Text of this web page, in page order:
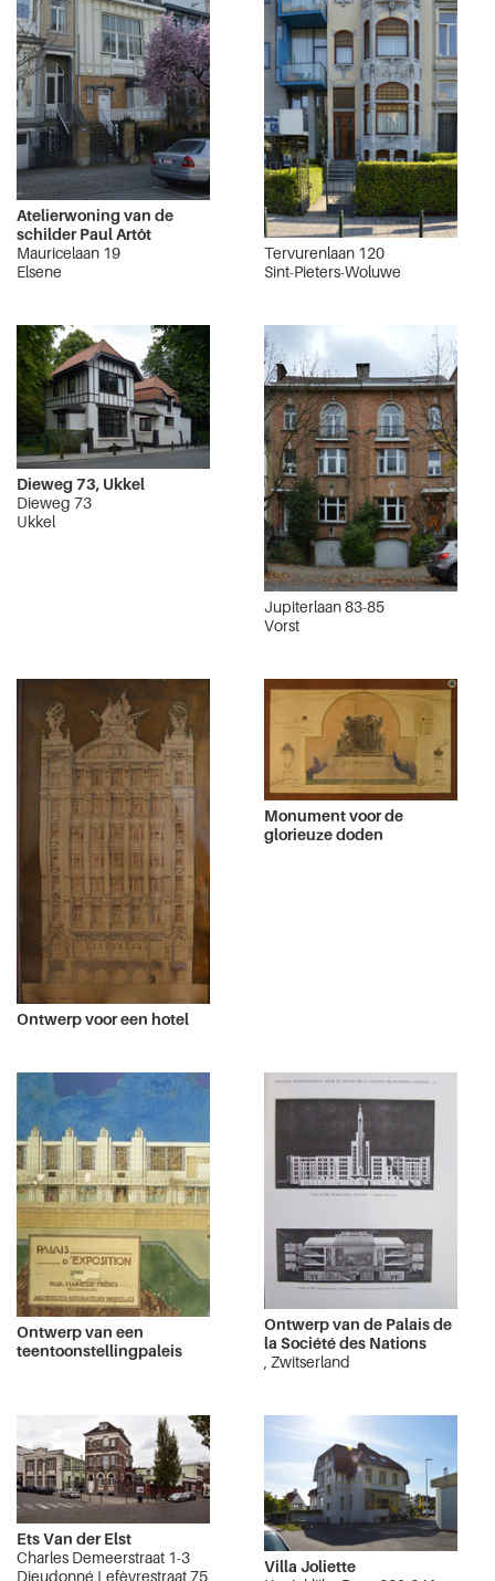
Atelierwoning van de
schilder Paul Artôt
Mauricelaan 19
Elsene
Tervurenlaan 120
Sint-Pieters-Woluwe
Dieweg 73, Ukkel
Dieweg 73
Ukkel
Jupiterlaan 83-85
Vorst
Ontwerp voor een hotel
Monument voor de
glorieuze doden
Ontwerp van een
teentoonstellingpaleis
Ontwerp van de Palais de
la Société des Nations
, Zwitserland
Ets Van der Elst
Charles Demeerstraat 1-3
Dieudonné Lefèvrestraat 75
Villa Joliette